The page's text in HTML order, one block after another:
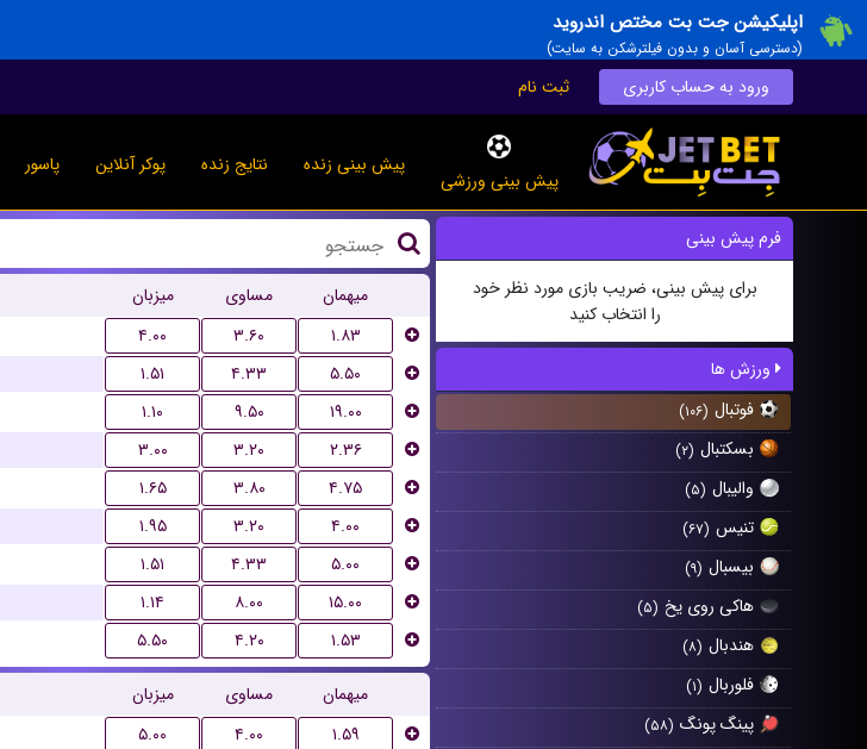
اپلیکیشن جت بت مختص اندروید
(دسترسی آسان و بدون فیلترشکن به سایت)
ورود به حساب کاربری ثبت نام
پیش بینی ورزشی
پیش بینی زنده نتایج زنده پوکر آنلاین پاسور
فرم پیش بینی
برای پیش بینی، ضریب بازی مورد نظر خود
را انتخاب کنید
ورزش ها
فوتبال (۱۰۶)
بسکتبال (۲)
والیبال (۵)
تنیس (۶۷)
بیسبال (۹)
هاکی روی یخ (۵)
هندبال (۸)
فلوربال (۱)
پینگ پونگ (۵۸)
میزبان مساوی
میهمان
۴.۰۰ ۳.۶۰
۱.۸۳
۱.۵۱ ۴.۳۳
۵.۵۰
۱.۱۰ ۹.۵۰
۱۹.۰۰
۳.۰۰ ۳.۲۰
۲.۳۶
۱.۶۵ ۳.۸۰
۴.۷۵
۱.۹۵ ۳.۲۰
۴.۰۰
۱.۵۱ ۴.۳۳
۵.۰۰
۱.۱۴ ۸.۰۰
۱۵.۰۰
۵.۵۰ ۴.۲۰ ۱.۵۳
میزبان مساوی
میهمان
۵.۰۰ ۴.۰۰
۱.۵۹